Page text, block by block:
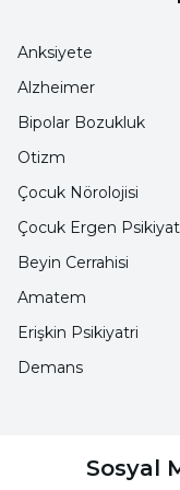
gelişiminde,
Addison
Nelerdir?
Addison
bulunan
Hastalığın
işlevlerini
kaynaklı
aracılığıyla
Ayrıca
Anksiyete
Alzheimer
Bipolar Bozukluk
Otizm
Çocuk Nörolojisi
Çocuk Ergen
Beyin Cerrahisi
Amatem
Erişkin Psikiyatri
Demans
Sosyal